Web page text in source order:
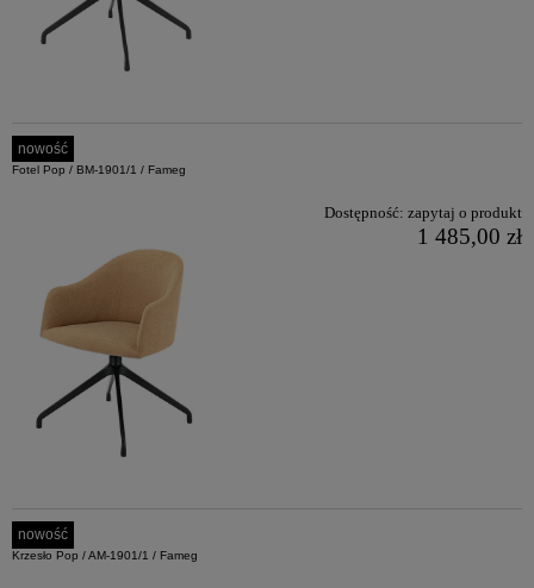
Fotel Pop / BM-1901/1 / Fameg
Dostępność: zapytaj o produkt
1 485,00 zł
nowość
Krzesło Pop / AM-1901/1 / Fameg
nowość